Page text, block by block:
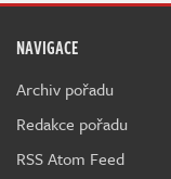
NAVIGACE
Archiv pořadu
Redakce pořadu
RSS Atom Feed